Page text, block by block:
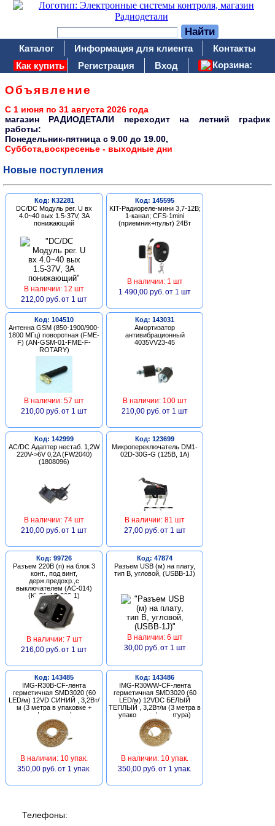
Каталог Информация для клиента
Контакты
Как купить
Регистрация Вход Корзина:
Объявление
С 1 июня по 31 августа 2026 года
магазин РАДИОДЕТАЛИ переходит на летний график
работы:
Понедельник-пятница c 9.00 до 19.00,
Суббота,воскресенье - выходные дни
Новые поступления
Код: К32281
DC/DC Модуль рег. U вх
4.0~40 вых 1.5-37V, 3A
понижающий
В наличии: 12 шт
212,00 руб. от 1 шт
Код: 145595
KIT-Радиореле-мини 3,7-12В;
1-канал; CFS-1mini
(приемник+пульт) 24Вт
В наличии: 1 шт
1 490,00 руб. от 1 шт
Код: 104510
Антенна GSM (850-1900/900-
1800 МГц) поворотная (FME-
F) (AN-GSM-01-FME-F-
ROTARY)
В наличии: 57 шт
210,00 руб. от 1 шт
Код: 143031
Амортизатор
антивибрационный
4035VV23-45
В наличии: 100 шт
210,00 руб. от 1 шт
Код: 142999
AC/DC Адаптер нестаб. 1,2W
220V->6V 0,2A (FW2040)
(1808096)
В наличии: 74 шт
210,00 руб. от 1 шт
Код: 123699
Микропереключатель DM1-
02D-30G-G (125В, 1А)
В наличии: 81 шт
27,00 руб. от 1 шт
Код: 99726
Разъем 220В (п) на блок 3
конт., под винт,
держ.предохр.,с
выключателем (AC-014)
(KLS1-AS-303-1)
В наличии: 7 шт
216,00 руб. от 1 шт
Код: 47874
Разъем USB (м) на плату,
тип В, угловой, (USBB-1J)
В наличии: 6 шт
30,00 руб. от 1 шт
Код: 143485
IMG-R30B-CF-лента
герметичная SMD3020 (60
LED/м) 12VD СИНИЙ , 3,2Вт/
м (3 метра в упаковке +
фурнитура)
В наличии: 10 упак.
350,00 руб. от 1 упак.
Код: 143486
IMG-R30WW-CF-лента
герметичная SMD3020 (60
LED/м) 12VDC БЕЛЫЙ
ТЕПЛЫЙ , 3,2Вт/м (3 метра в
упаковке + фурнитура)
В наличии: 10 упак.
350,00 руб. от 1 упак.
Телефоны: